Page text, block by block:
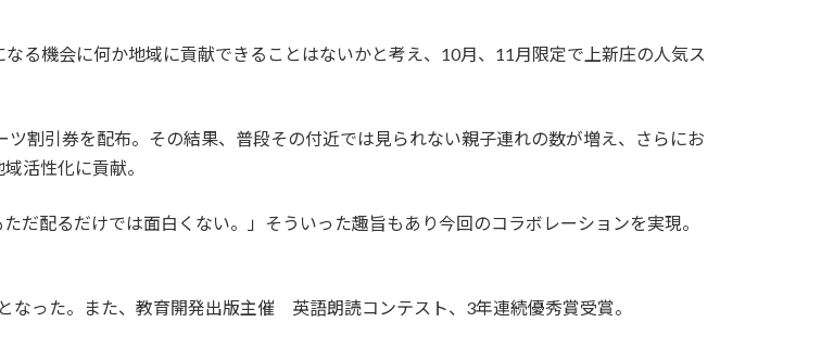
る機会に何か地域に貢献できることはないかと考え、10月、11月限定で上新庄の人気ス
割引券を配布。その結果、普段その付近では見られない親子連れの数が増え、さらにお
活性化に貢献。
だ配るだけでは面白くない。」そういった趣旨もあり今回のコラボレーションを実現。
った。また、教育開発出版主催 英語朗読コンテスト、3年連続優秀賞受賞。